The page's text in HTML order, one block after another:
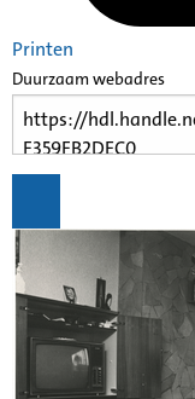
Printen
Duurzaam webadres